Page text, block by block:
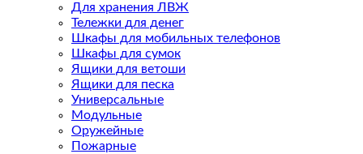
Для хранения ЛВЖ
Тележки для денег
Шкафы для мобильных телефонов
Шкафы для сумок
Ящики для ветоши
Ящики для песка
Универсальные
Модульные
Оружейные
Пожарные